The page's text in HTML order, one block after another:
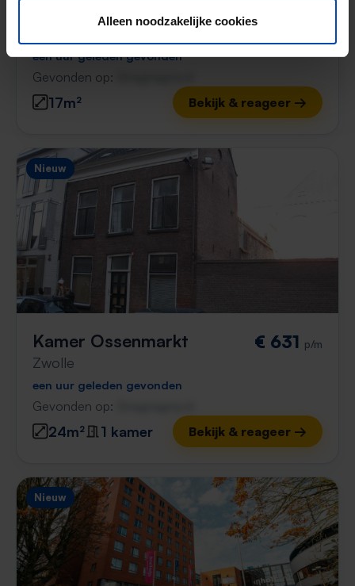
Alleen noodzakelijke cookies
Theresiastraat € 647,43
een uur geleden gevonden
Gevonden op:
17m² Bekijk & reageer →
Nieuw
Kamer Ossenmarkt
Zwolle
€ 631 p/m
een uur geleden gevonden
Gevonden op:
24m² 1 kamer Bekijk & reageer →
Nieuw